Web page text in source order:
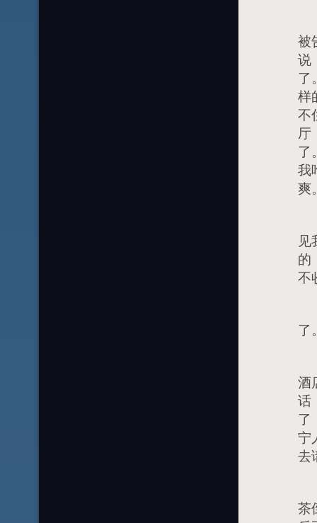
被
说
了
样
不
厅
了
我
爽
见
的
不
了
酒
话
了
宁
去
茶